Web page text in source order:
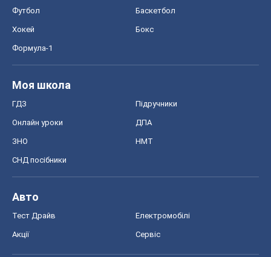
Футбол Баскетбол
Хокей Бокс
Формула-1
Моя школа
ГДЗ Підручники
Онлайн уроки ДПА
ЗНО НМТ
СНД посібники
Авто
Тест Драйв Електромобілі
Акції Сервіс